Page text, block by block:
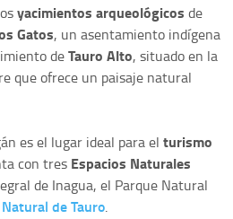
yacimientos arqueológicos de
Gatos, un asentamiento indígena
deTauro Alto, situado en la
que ofrece un paisaje natural
es el lugar ideal para el turismo
con tres Espacios Naturales
de Inagua, el Parque Natural
de Tauro.